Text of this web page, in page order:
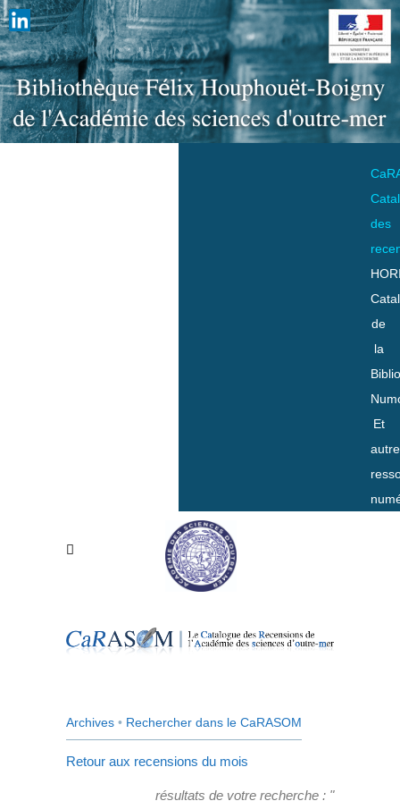
des
de
la
Et
Archives • Rechercher dans le CaRASOM
Retour aux recensions du mois
résultats de votre recherche : "